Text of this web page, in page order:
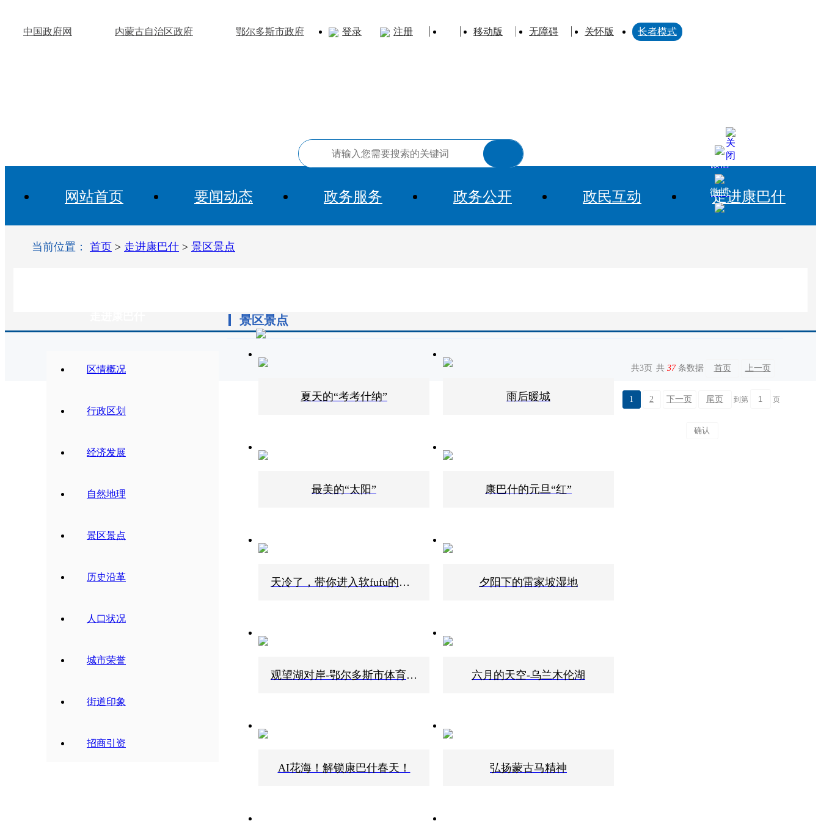
中国政府网 内蒙古自治区政府 鄂尔多斯市政府 登录 注册 移动版 无障碍 关怀版 长者模式
网站首页 要闻动态 政务服务 政务公开 政民互动 走进康巴什
当前位置： 首页 > 走进康巴什 > 景区景点
区情概况
行政区划
经济发展
自然地理
景区景点
历史沿革
人口状况
城市荣誉
街道印象
招商引资
景区景点
夏天的“考考什纳” 雨后暖城
最美的“太阳” 康巴什的元旦“红”
天冷了，带你进入软fufu的康巴什 夕阳下的雷家坡湿地
观望湖对岸-鄂尔多斯市体育中心 六月的天空-乌兰木伦湖
AI花海！解锁康巴什春天！ 弘扬蒙古马精神
共3页 共 37条数据 首页 上一页
1 2 下一页 尾页 到第 页
微信
微博